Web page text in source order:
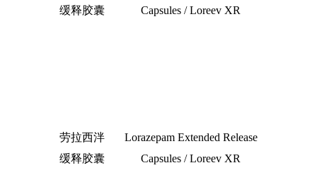
缓释胶囊
Capsules / Loreev XR
劳拉西泮
缓释胶囊
Lorazepam Extended Release
Capsules / Loreev XR